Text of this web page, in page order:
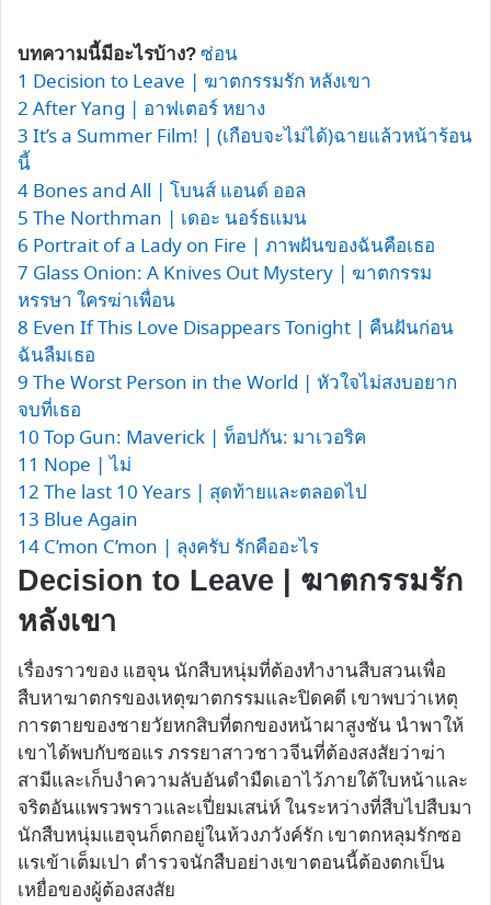
บทความนี้มีอะไรบ้าง? ซ่อน
1 Decision to Leave | ฆาตกรรมรัก หลังเขา
2 After Yang | อาฟเตอร์ หยาง
3 It’s a Summer Film! | (เกือบจะไม่ได้)ฉายแล้วหน้าร้อน
นี้
4 Bones and All | โบนส์ แอนด์ ออล
5 The Northman | เดอะ นอร์ธแมน
6 Portrait of a Lady on Fire | ภาพฝันของฉันคือเธอ
7 Glass Onion: A Knives Out Mystery | ฆาตกรรม
หรรษา ใครฆ่าเพื่อน
8 Even If This Love Disappears Tonight | คืนฝันก่อน
ฉันลืมเธอ
9 The Worst Person in the World | หัวใจไม่สงบอยาก
จบที่เธอ
10 Top Gun: Maverick | ท็อปกัน: มาเวอริค
11 Nope | ไม่
12 The last 10 Years | สุดท้ายและตลอดไป
13 Blue Again
14 C’mon C’mon | ลุงครับ รักคืออะไร
Decision to Leave | ฆาตกรรมรัก
หลังเขา
เรื่องราวของ แฮจุน นักสืบหนุ่มที่ต้องทำงานสืบสวนเพื่อ
สืบหาฆาตกรของเหตุฆาตกรรมและปิดคดี เขาพบว่าเหตุ
การตายของชายวัยหกสิบที่ตกของหน้าผาสูงชัน นำพาให้
เขาได้พบกับซอแร ภรรยาสาวชาวจีนที่ต้องสงสัยว่าฆ่า
สามีและเก็บงำความลับอันดำมืดเอาไว้ภายใต้ใบหน้าและ
จริตอันแพรวพราวและเปี่ยมเสน่ห์ ในระหว่างที่สืบไปสืบมา
นักสืบหนุ่มแฮจุนก็ตกอยู่ในห้วงภวังค์รัก เขาตกหลุมรักซอ
แรเข้าเต็มเปา ตำรวจนักสืบอย่างเขาตอนนี้ต้องตกเป็น
เหยื่อของผู้ต้องสงสัย